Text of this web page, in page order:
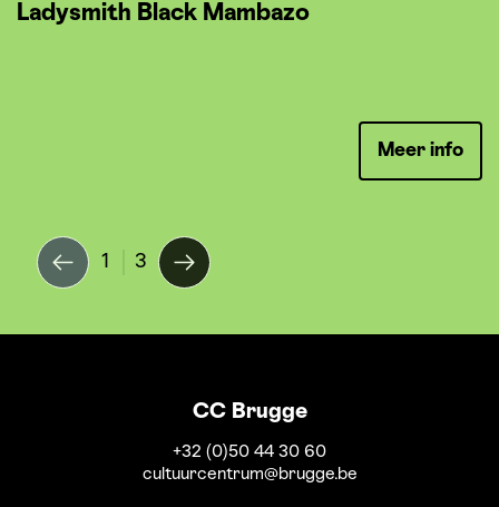
Ladysmith Black Mambazo
Meer info
1 3
CC Brugge
+32 (0)50 44 30 60
cultuurcentrum@brugge.be